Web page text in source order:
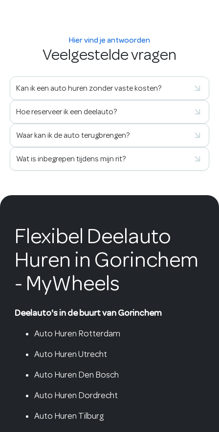
Hier vind je antwoorden
Veelgestelde vragen
Kan ik een auto huren zonder vaste kosten?
Hoe reserveer ik een deelauto?
Waar kan ik de auto terugbrengen?
Wat is inbegrepen tijdens mijn rit?
Flexibel Deelauto
Huren in Gorinchem
- MyWheels
Deelauto's in de buurt van Gorinchem
Auto Huren Rotterdam
Auto Huren Utrecht
Auto Huren Den Bosch
Auto Huren Dordrecht
Auto Huren Tilburg